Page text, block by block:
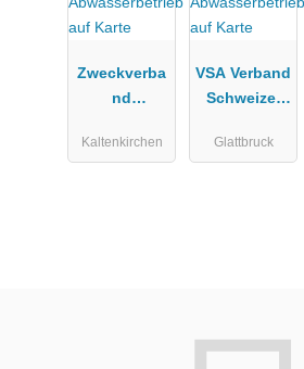
Zweckverba
nd
rgung
Kaltenkirchen
VSA Verband
Schweizer
und
Glattbruck